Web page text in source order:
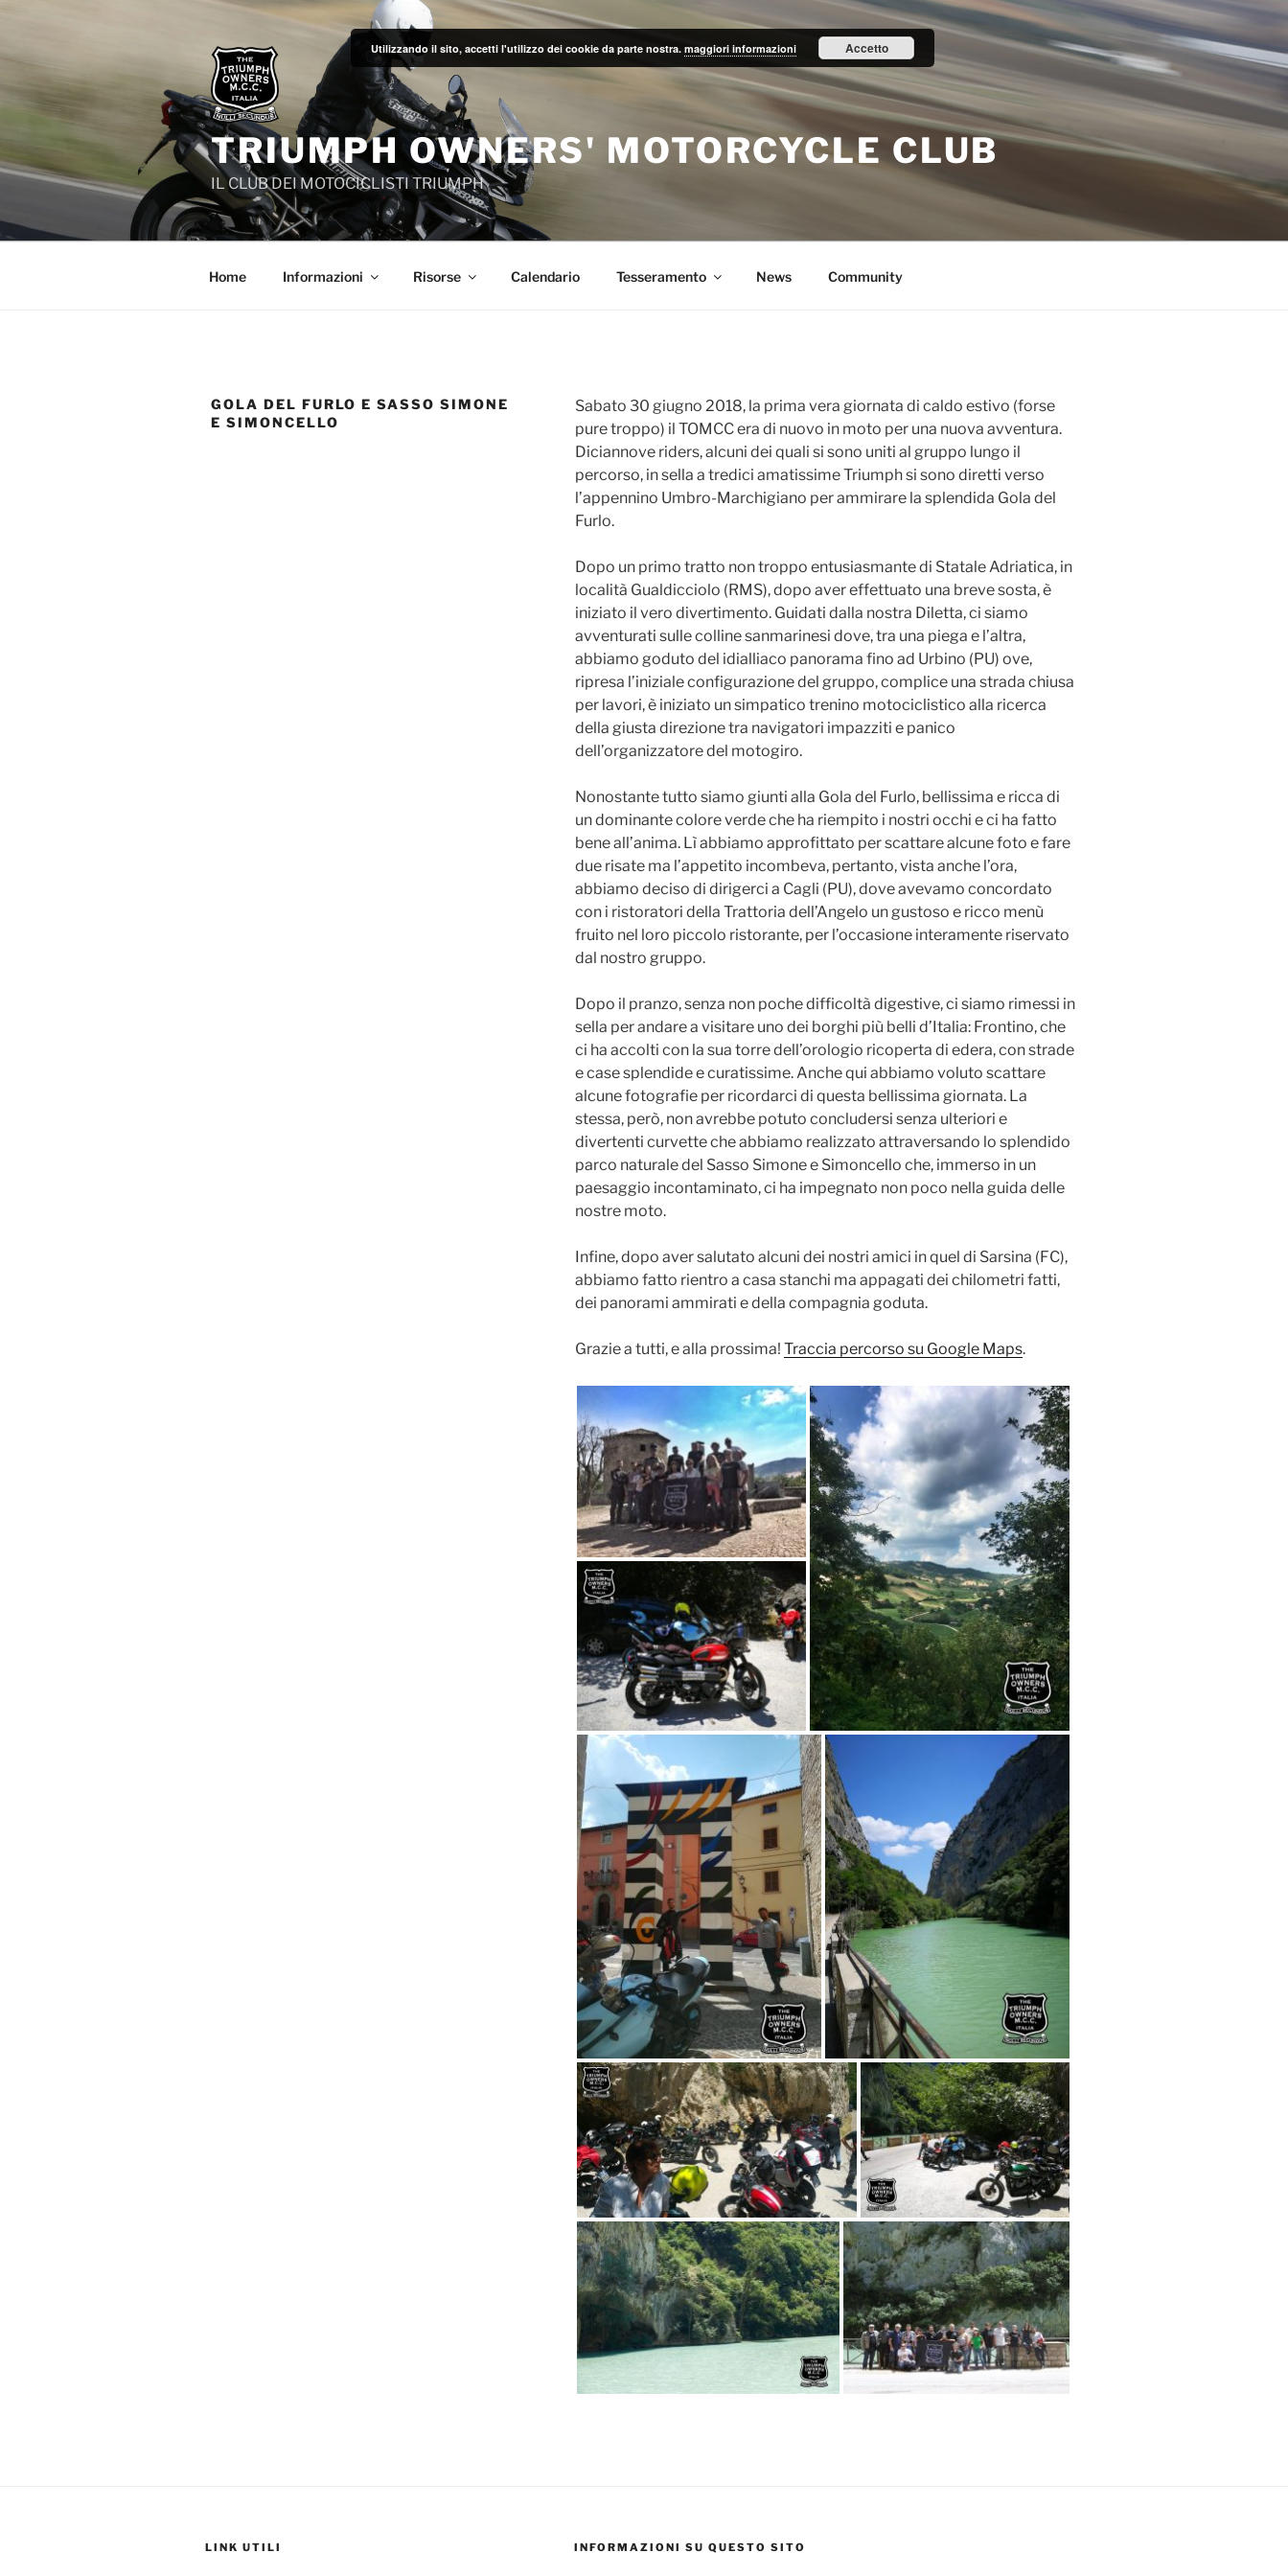
contenuto
TRIUMPH OWNERS' MOTORCYCLE CLUB
IL CLUB DEI MOTOCICLISTI TRIUMPH
Home Informazioni Risorse Calendario Tesseramento News Community
GOLA DEL FURLO E SASSO SIMONE
E SIMONCELLO
Sabato 30 giugno 2018, la prima vera giornata di caldo estivo (forse
pure troppo) il TOMCC era di nuovo in moto per una nuova avventura.
Diciannove riders, alcuni dei quali si sono uniti al gruppo lungo il
percorso, in sella a tredici amatissime Triumph si sono diretti verso
l’appennino Umbro-Marchigiano per ammirare la splendida Gola del
Furlo.
Dopo un primo tratto non troppo entusiasmante di Statale Adriatica, in
località Gualdicciolo (RMS), dopo aver effettuato una breve sosta, è
iniziato il vero divertimento. Guidati dalla nostra Diletta, ci siamo
avventurati sulle colline sanmarinesi dove, tra una piega e l’altra,
abbiamo goduto del idialliaco panorama fino ad Urbino (PU) ove,
ripresa l’iniziale configurazione del gruppo, complice una strada chiusa
per lavori, è iniziato un simpatico trenino motociclistico alla ricerca
della giusta direzione tra navigatori impazziti e panico
dell’organizzatore del motogiro.
Nonostante tutto siamo giunti alla Gola del Furlo, bellissima e ricca di
un dominante colore verde che ha riempito i nostri occhi e ci ha fatto
bene all’anima. Lì abbiamo approfittato per scattare alcune foto e fare
due risate ma l’appetito incombeva, pertanto, vista anche l’ora,
abbiamo deciso di dirigerci a Cagli (PU), dove avevamo concordato
con i ristoratori della Trattoria dell’Angelo un gustoso e ricco menù
fruito nel loro piccolo ristorante, per l’occasione interamente riservato
dal nostro gruppo.
Dopo il pranzo, senza non poche difficoltà digestive, ci siamo rimessi in
sella per andare a visitare uno dei borghi più belli d’Italia: Frontino, che
ci ha accolti con la sua torre dell’orologio ricoperta di edera, con strade
e case splendide e curatissime. Anche qui abbiamo voluto scattare
alcune fotografie per ricordarci di questa bellissima giornata. La
stessa, però, non avrebbe potuto concludersi senza ulteriori e
divertenti curvette che abbiamo realizzato attraversando lo splendido
parco naturale del Sasso Simone e Simoncello che, immerso in un
paesaggio incontaminato, ci ha impegnato non poco nella guida delle
nostre moto.
Infine, dopo aver salutato alcuni dei nostri amici in quel di Sarsina (FC),
abbiamo fatto rientro a casa stanchi ma appagati dei chilometri fatti,
dei panorami ammirati e della compagnia goduta.
Grazie a tutti, e alla prossima! Traccia percorso su Google Maps.
LINK UTILI INFORMAZIONI SU QUESTO SITO
Utilizzando il sito, accetti l'utilizzo dei cookie da parte nostra. maggiori informazioni Accetto